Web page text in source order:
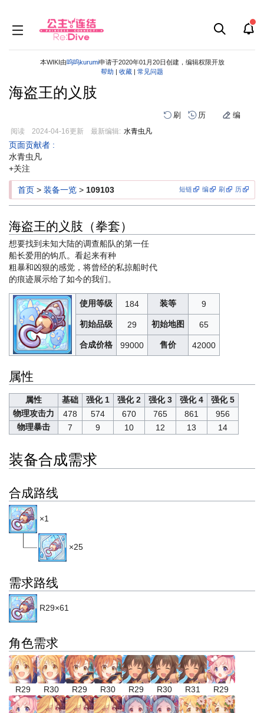
本WIKI由呜呜kurumi申请于2020年01月20日创建，编辑权限开放
帮助 | 收藏 | 常见问题
海盗王的义肢
刷 历 编
阅读 2024-04-16更新 最新编辑: 水青虫凡
跳
到
导
航
跳
到
搜
索
页面贡献者 :
水青虫凡
+关注
短链 编 刷 历
首页 > 装备一览 > 109103
海盗王的义肢（拳套）
想要找到未知大陆的调查船队的第一任
船长爱用的钩爪。看起来有种
粗暴和凶狠的感觉，将曾经的私掠船时代
的痕迹展示给了如今的我们。
使用等级 184 装等 9
初始品级 29 初始地图 65
合成价格 99000 售价 42000
属性
属性 基础 强化 1 强化 2 强化 3 强化 4
强化 5
物理攻击力
478 574 670 765 861
956
物理暴击
7 9 10 12 13 14
装备合成需求
合成路线
×1
×25
需求路线
R29×61
角色需求
R29 R30 R29 R30 R29 R30 R31 R29